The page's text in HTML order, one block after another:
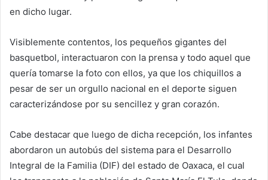
en dicho lugar.
Visiblemente contentos, los pequeños gigantes del
basquetbol, interactuaron con la prensa y todo aquel que
quería tomarse la foto con ellos, ya que los chiquillos a
pesar de ser un orgullo nacional en el deporte siguen
caracterizándose por su sencillez y gran corazón.
Cabe destacar que luego de dicha recepción, los infantes
abordaron un autobús del sistema para el Desarrollo
Integral de la Familia (DIF) del estado de Oaxaca, el cual